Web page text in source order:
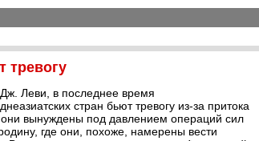
тревогу
Леви, в последнее время
стран бьют тревогу из-за притока
вынуждены под давлением операций сил
где они, похоже, намерены вести